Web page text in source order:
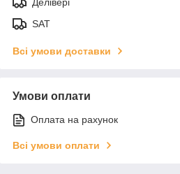
SAT
Всі умови доставки
Умови оплати
Оплата на рахунок
Всі умови оплати